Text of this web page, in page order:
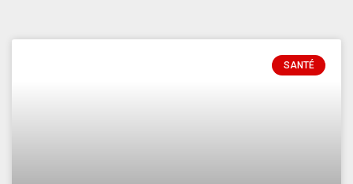
SANTÉ